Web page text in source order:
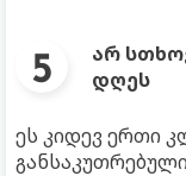
არ
დღეს
ეს კიდევ ერთი